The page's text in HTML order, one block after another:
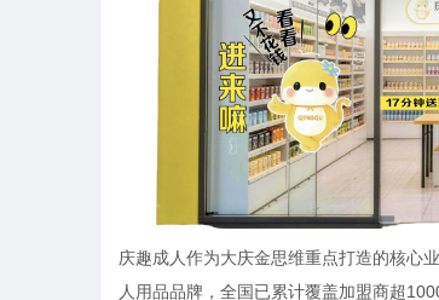
庆趣成人作为大庆金思维重点打造的核心
人用品品牌，全国已累计覆盖加盟商超